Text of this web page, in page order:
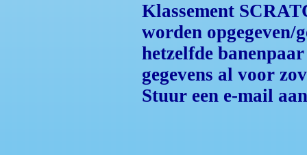
Klassement
worden opgegeven/
hetzelfde
gegevens al voor
Stuur een e-mail